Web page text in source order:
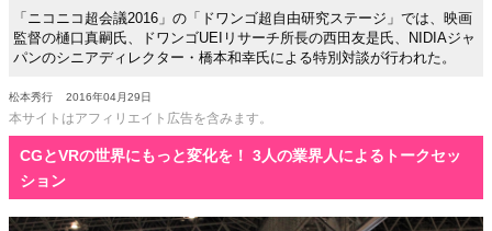
「ニコニコ超会議2016」の「ドワンゴ超自由研究ステージ」では、映画
監督の樋口真嗣氏、ドワンゴUEIリサーチ所長の西田友是氏、NIDIAジャ
パンのシニアディレクター・橋本和幸氏による特別対談が行われた。
松本秀行 2016年04月29日
本サイトはアフィリエイト広告を含みます。
CGとVRの世界にもっと変化を！ 3人の業界人によるトークセッ
ション